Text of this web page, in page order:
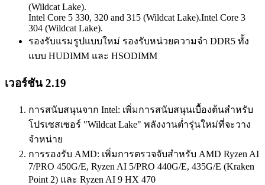
(Wildcat Lake).
Intel Core 5 330, 320 and 315 (Wildcat Lake).Intel Core 3
304 (Wildcat Lake).
รองรับแรมรูปแบบใหม่ รองรับหน่วยความจำ DDR5 ทั้ง
แบบ HUDIMM และ HSODIMM
เวอร์ชัน 2.19
การสนับสนุนจาก Intel: เพิ่มการสนับสนุนเบื้องต้นสำหรับ
โปรเซสเซอร์ "Wildcat Lake" พลังงานต่ำรุ่นใหม่ที่จะวาง
จำหน่าย
การรองรับ AMD: เพิ่มการตรวจจับสำหรับ AMD Ryzen AI
7/PRO 450G/E, Ryzen AI 5/PRO 440G/E, 435G/E (Kraken
Point 2) และ Ryzen AI 9 HX 470